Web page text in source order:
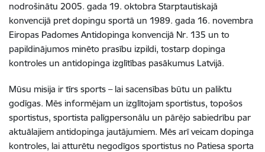
nodrošinātu 2005. gada 19. oktobra Starptautiskajā
konvencijā pret dopingu sportā un 1989. gada 16. novembra
Eiropas Padomes Antidopinga konvencijā Nr. 135 un to
papildinājumos minēto prasību izpildi, tostarp dopinga
kontroles un antidopinga izglītības pasākumus Latvijā.
Mūsu misija ir tīrs sports – lai sacensības būtu un paliktu
godīgas. Mēs informējam un izglītojam sportistus, topošos
sportistus, sportista palīgpersonālu un pārējo sabiedrību par
aktuālajiem antidopinga jautājumiem. Mēs arī veicam dopinga
kontroles, lai atturētu negodīgos sportistus no Patiesa sporta